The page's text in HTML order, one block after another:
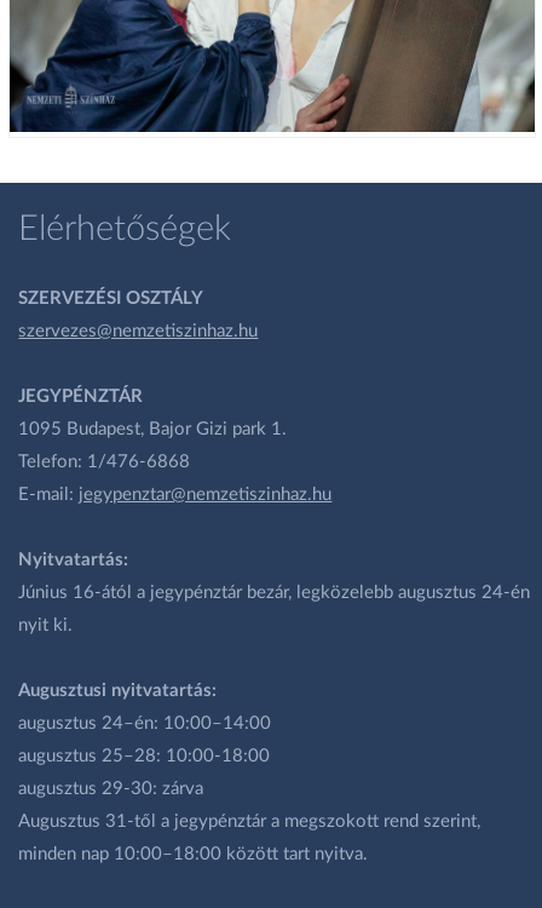
Elérhetőségek
SZERVEZÉSI OSZTÁLY
szervezes@nemzetiszinhaz.hu
JEGYPÉNZTÁR
1095 Budapest, Bajor Gizi park 1.
Telefon: 1/476-6868
E-mail: jegypenztar@nemzetiszinhaz.hu
Nyitvatartás:
Június 16-ától a jegypénztár bezár, legközelebb augusztus 24-én
nyit ki.
Augusztusi nyitvatartás:
augusztus 24–én: 10:00–14:00
augusztus 25–28: 10:00-18:00
augusztus 29-30: zárva
Augusztus 31-től a jegypénztár a megszokott rend szerint,
minden nap 10:00–18:00 között tart nyitva.